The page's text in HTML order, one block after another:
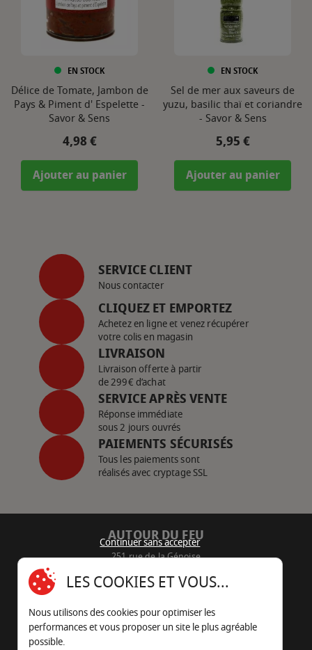
EN STOCK
Délice de Tomate, Jambon de
Pays & Piment d' Espelette -
Savor & Sens
Prix
4,98 €
Ajouter au panier
EN STOCK
Sel de mer aux saveurs de
yuzu, basilic thaï et coriandre
- Savor & Sens
Prix
5,95 €
Ajouter au panier
SERVICE CLIENT
Nous contacter
CLIQUEZ ET EMPORTEZ
Achetez en ligne et venez récupérer
votre colis en magasin
LIVRAISON
Livraison offerte à partir
de 299€ d’achat
SERVICE APRÈS VENTE
Réponse immédiate
sous 2 jours ouvrés
PAIEMENTS SÉCURISÉS
Tous les paiements sont
réalisés avec cryptage SSL
AUTOUR DU FEU
251 rue de la Génoise
05 45 22 98 09
Nous envoyer un e-mail
Continuer sans accepter
LES COOKIES ET VOUS...
Nous utilisons des cookies pour optimiser les
performances et vous proposer un site le plus agréable
possible.